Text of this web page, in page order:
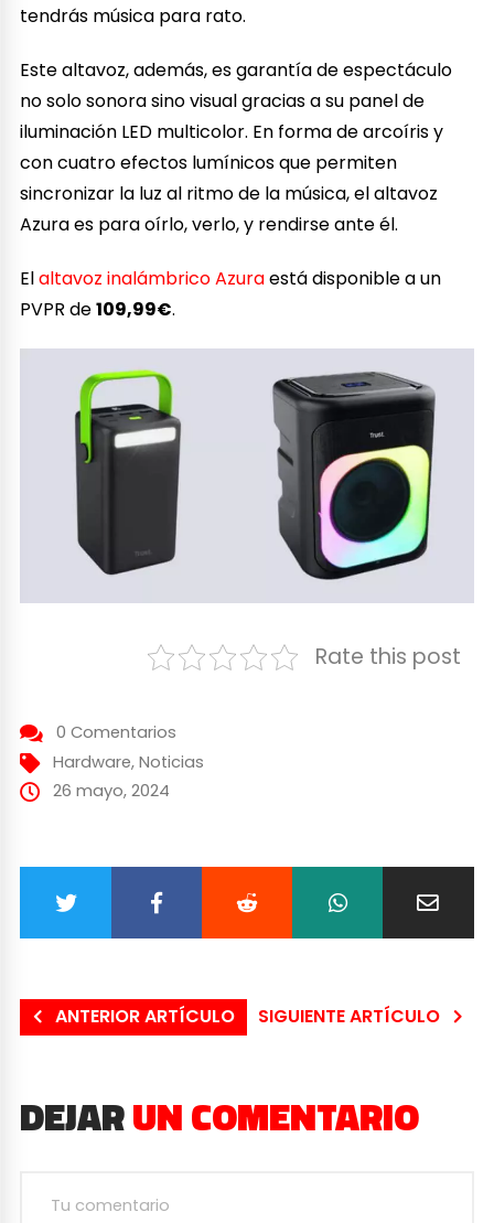
tendrás música para rato.
Este altavoz, además, es garantía de espectáculo
no solo sonora sino visual gracias a su panel de
iluminación LED multicolor. En forma de arcoíris y
con cuatro efectos lumínicos que permiten
sincronizar la luz al ritmo de la música, el altavoz
Azura es para oírlo, verlo, y rendirse ante él.
Elaltavoz inalámbrico Azuraestá disponible a un
PVPR de109,99€.
Rate this post
0 Comentarios
Hardware, Noticias
26 mayo, 2024
ANTERIOR ARTÍCULO SIGUIENTE ARTÍCULO
DEJARUN COMENTARIO